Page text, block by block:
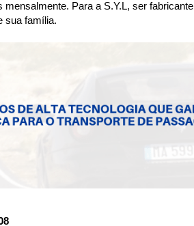
Para a S.Y.L, ser
sua família.